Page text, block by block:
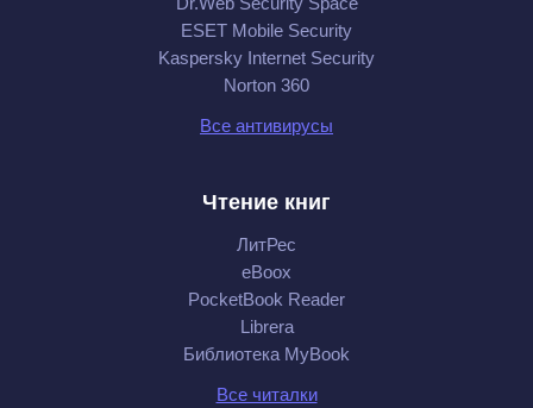
ESET Mobile Security
Kaspersky Internet Security
Norton 360
Все антивирусы
Чтение книг
ЛитРес
eBoox
PocketBook Reader
Librera
Библиотека MyBook
Все читалки